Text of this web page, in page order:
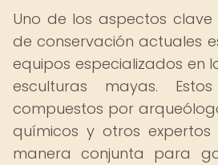
Uno de los aspectos
de conservación actuales
equipos especializados en
esculturas mayas.
compuestos por
químicos y otros
manera conjunta para